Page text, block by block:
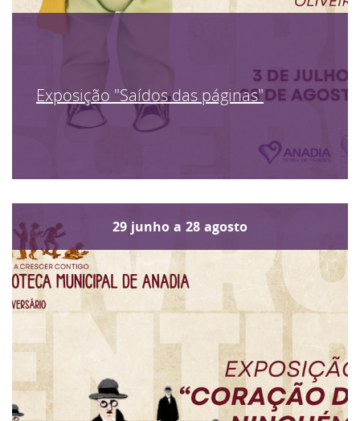
Exposição "Saídos das páginas"
29 junho a 28 agosto